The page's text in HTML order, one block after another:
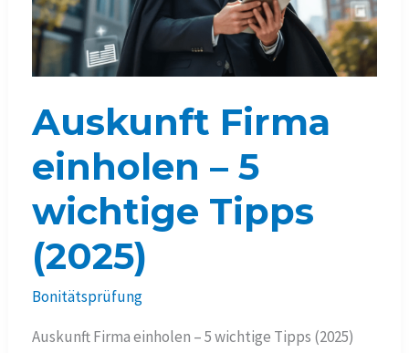
Auskunft Firma
einholen – 5
wichtige Tipps
(2025)
Bonitätsprüfung
Auskunft Firma einholen – 5 wichtige Tipps (2025)